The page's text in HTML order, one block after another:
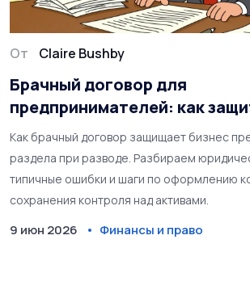
От Claire Bushby
Брачный договор для
предпринимателей: как
от раздела при разводе
Как брачный договор защищает бизнес
раздела при разводе. Разбираем
типичные ошибки и шаги по оформлению
сохранения контроля над активами.
9 июн 2026 Финансы и право